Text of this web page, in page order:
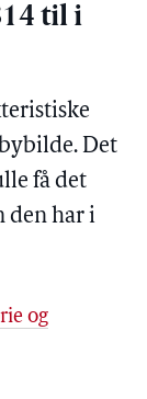
til i
Det
få det
den har i
og